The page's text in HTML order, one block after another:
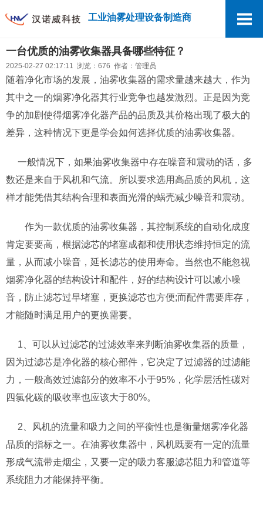
工业油雾处理设备制造商
一台优质的油雾收集器具备哪些特征？
2025-02-27 02:17:11 浏览：676 作者：管理员
随着净化市场的发展，油雾收集器的需求量越来越大，作为
其中之一的烟雾净化器其行业竞争也越发激烈。正是因为竞
争的加剧使得烟雾净化器产品的品质及其价格出现了极大的
差异，这种情况下更是学会如何选择优质的油雾收集器。
一般情况下，如果油雾收集器中存在噪音和震动的话，多
数还是来自于风机和气流。所以要求选用高品质的风机，这
样才能凭借其结构合理和表面光滑的蜗壳减少噪音和震动。
作为一款优质的油雾收集器，其控制系统的自动化成度
肯定要要高，根据滤芯的堵塞成都和使用状态维持恒定的流
量，从而减小噪音，延长滤芯的使用寿命。当然也不能忽视
烟雾净化器的结构设计和配件，好的结构设计可以减小噪
音，防止滤芯过早堵塞，更换滤芯也方便;而配件需要库存，
才能随时满足用户的更换需要。
1、可以从过滤芯的过滤效率来判断油雾收集器的质量，
因为过滤芯是净化器的核心部件，它决定了过滤器的过滤能
力，一般高效过滤部分的效率不小于95%，化学层活性碳对
四氯化碳的吸收率也应该大于80%。
2、风机的流量和吸力之间的平衡性也是衡量烟雾净化器
品质的指标之一。在油雾收集器中，风机既要有一定的流量
形成气流带走烟尘，又要一定的吸力客服滤芯阻力和管道等
系统阻力才能保持平衡。